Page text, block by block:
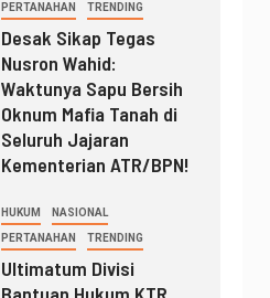
PERTANAHAN TRENDING
Desak Sikap Tegas
Nusron Wahid:
Waktunya Sapu Bersih
Oknum Mafia Tanah di
Seluruh Jajaran
Kementerian ATR/BPN!
HUKUM NASIONAL
PERTANAHAN TRENDING
Ultimatum Divisi